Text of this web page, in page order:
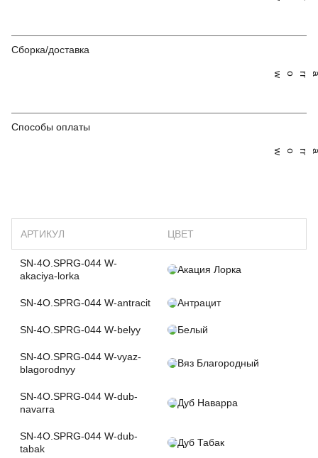
Сборка/доставка
Способы оплаты
АРТИКУЛ ЦВЕТ
SN-4O.SPRG-044 W-
akaciya-lorka
Акация Лорка
SN-4O.SPRG-044 W-antracit Антрацит
SN-4O.SPRG-044 W-belyy Белый
SN-4O.SPRG-044 W-vyaz-
blagorodnyy
Вяз Благородный
SN-4O.SPRG-044 W-dub-
navarra
Дуб Наварра
SN-4O.SPRG-044 W-dub-
tabak
Дуб Табак